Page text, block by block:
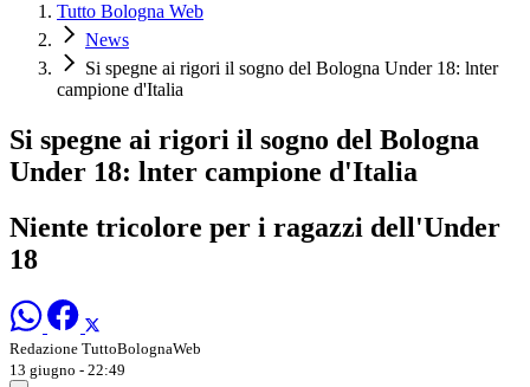
Tutto Bologna Web
News
Si spegne ai rigori il sogno del Bologna Under 18: lnter
campione d'Italia
Si spegne ai rigori il sogno del Bologna
Under 18: lnter campione d'Italia
Niente tricolore per i ragazzi dell'Under
18
Redazione TuttoBolognaWeb
13 giugno - 22:49